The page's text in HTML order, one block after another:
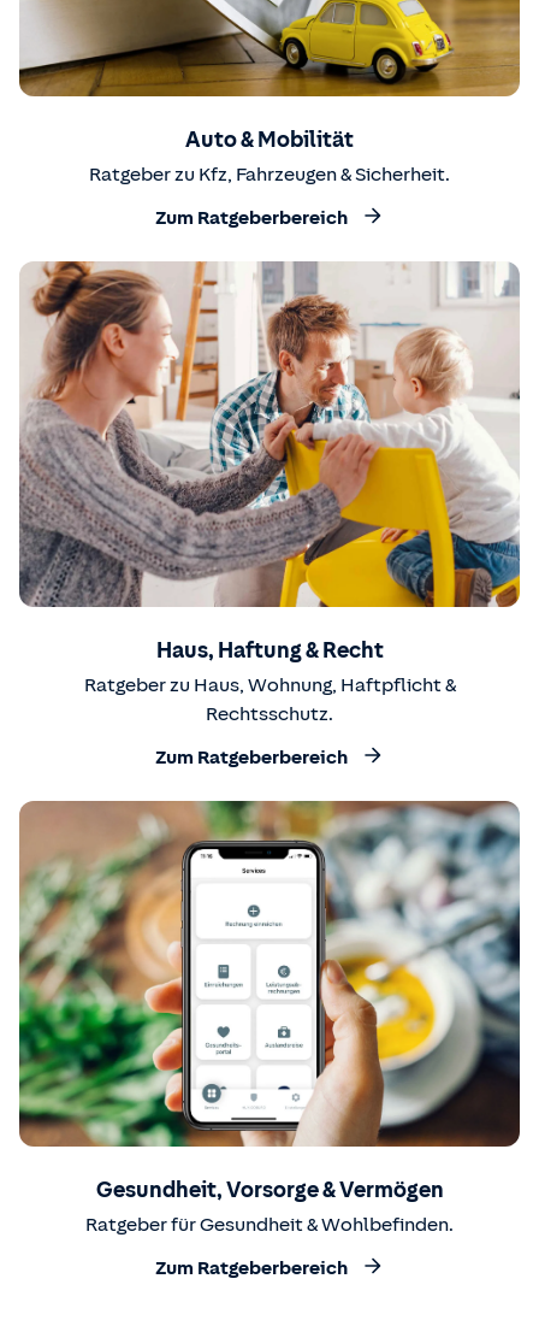
Auto & Mobilität
Ratgeber zu Kfz, Fahrzeugen & Sicherheit.
Zum Ratgeberbereich
Haus, Haftung & Recht
Ratgeber zu Haus, Wohnung, Haftpflicht &
Rechtsschutz.
Zum Ratgeberbereich
Gesundheit, Vorsorge & Vermögen
Ratgeber für Gesundheit & Wohlbefinden.
Zum Ratgeberbereich